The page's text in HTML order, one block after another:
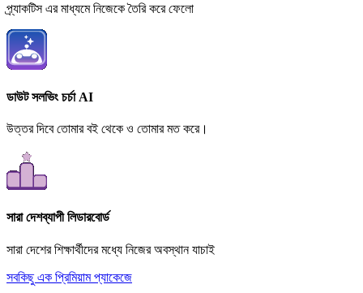
প্র্যাকটিস এর মাধ্যমে নিজেকে তৈরি করে ফেলো
ডাউট সলভিং চর্চা AI
উত্তর দিবে তোমার বই থেকে ও তোমার মত করে।
সারা দেশব্যাপী লিডারবোর্ড
সারা দেশের শিক্ষার্থীদের মধ্যে নিজের অবস্থান যাচাই
সবকিছু এক প্রিমিয়াম প্যাকেজে